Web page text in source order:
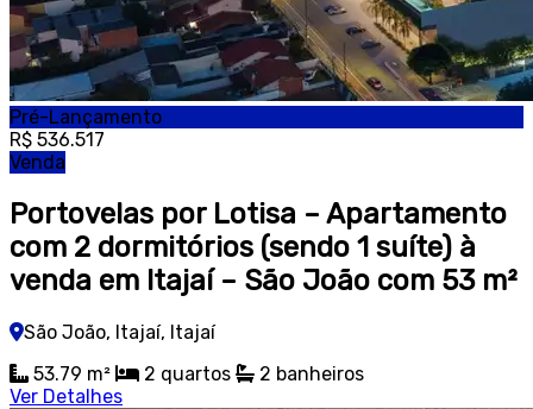
Pré-Lançamento
R$ 536.517
Venda
Portovelas por Lotisa – Apartamento
com 2 dormitórios (sendo 1 suíte) à
venda em Itajaí – São João com 53 m²
São João, Itajaí, Itajaí
53.79 m²
2 quartos 2 banheiros
Ver Detalhes